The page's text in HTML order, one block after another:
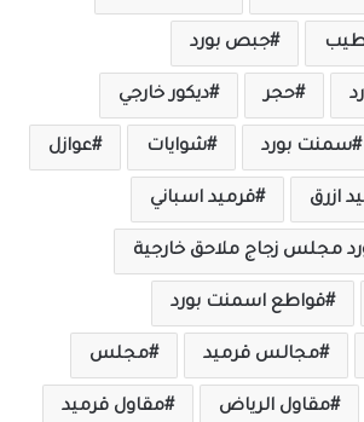
جبص بورد
حجر ديكور خارجي
سمنت بورد شوايات عوازل
ازرق قرميد اسباني
مجلس زجاج ملاحق خارجية
قواطع اسمنت بورد
مجالس قرميد مجلس
مقاول الرياض مقاول قرميد